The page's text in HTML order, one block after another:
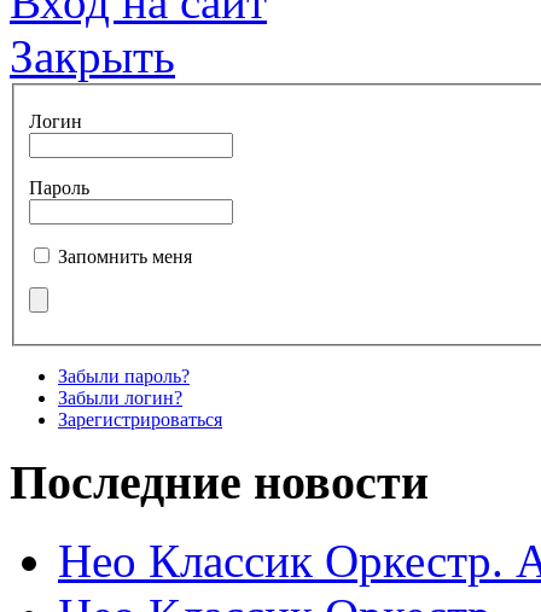
Закрыть
Логин
Пароль
Запомнить меня
Забыли пароль?
Забыли логин?
Зарегистрироваться
Последние новости
Нео Классик Оркестр.